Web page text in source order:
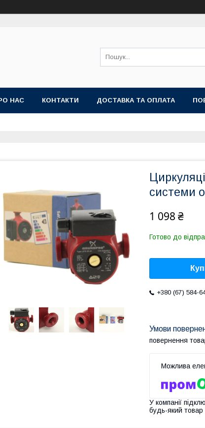
НАС КОНТАКТИ ДОСТАВКА ТА ОПЛАТА
системи
1 098 ₴
Готово до
+380 (67) 584-
повернення
У компанії
будь-який